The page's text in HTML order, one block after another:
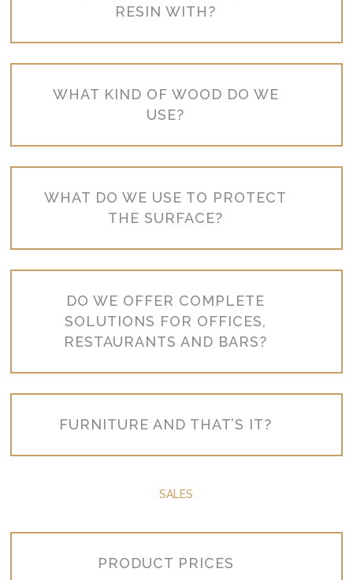
RESIN WITH?
WHAT KIND OF WOOD DO WE
USE?
WHAT DO WE USE TO PROTECT
THE SURFACE?
DO WE OFFER COMPLETE
SOLUTIONS FOR OFFICES,
RESTAURANTS AND BARS?
FURNITURE AND THAT’S IT?
SALES
PRODUCT PRICES